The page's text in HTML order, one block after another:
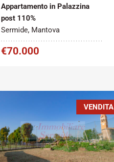
Appartamento in Palazzina
post 110%
Sermide, Mantova
€70.000
Tipo
contratto:
Metratura
Commerciale:
VENDITA